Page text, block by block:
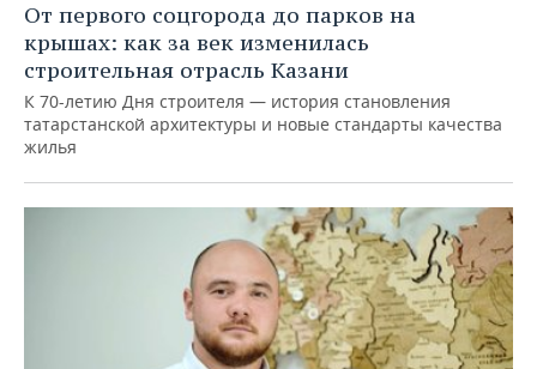
От первого соцгорода до парков на
крышах: как за век изменилась
строительная отрасль Казани
К 70-летию Дня строителя — история становления
татарстанской архитектуры и новые стандарты качества
жилья